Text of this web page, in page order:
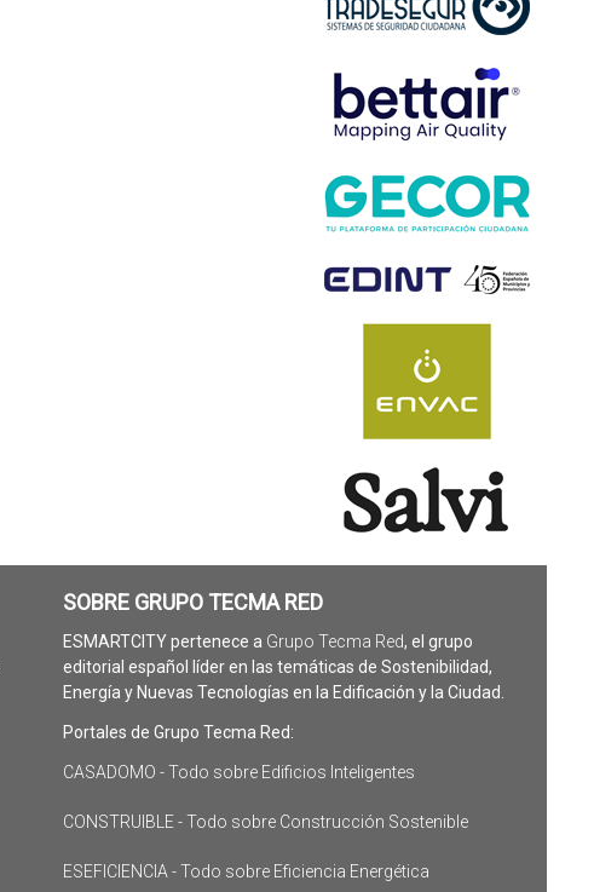
SOBRE GRUPO TECMA RED
ESMARTCITY pertenece a Grupo Tecma Red, el grupo
editorial español líder en las temáticas de Sostenibilidad,
Energía y Nuevas Tecnologías en la Edificación y la Ciudad.
Portales de Grupo Tecma Red:
CASADOMO - Todo sobre Edificios Inteligentes
CONSTRUIBLE - Todo sobre Construcción Sostenible
ESEFICIENCIA - Todo sobre Eficiencia Energética